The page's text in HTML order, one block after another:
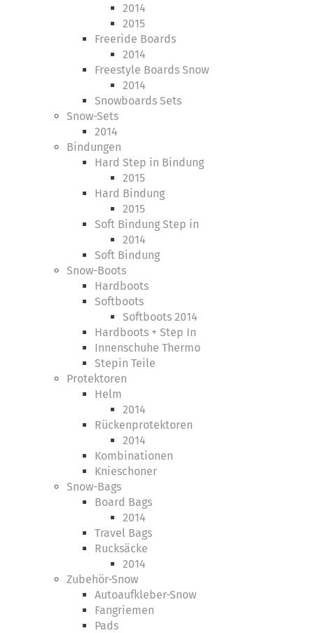
2014
2015
Freeride Boards
2014
Freestyle Boards Snow
2014
Snowboards Sets
Snow-Sets
2014
Bindungen
Hard Step in Bindung
2015
Hard Bindung
2015
Soft Bindung Step in
2014
Soft Bindung
Snow-Boots
Hardboots
Softboots
Softboots 2014
Hardboots + Step In
Innenschuhe Thermo
Stepin Teile
Protektoren
Helm
2014
Rückenprotektoren
2014
Kombinationen
Knieschoner
Snow-Bags
Board Bags
2014
Travel Bags
Rucksäcke
2014
Zubehör-Snow
Autoaufkleber-Snow
Fangriemen
Pads